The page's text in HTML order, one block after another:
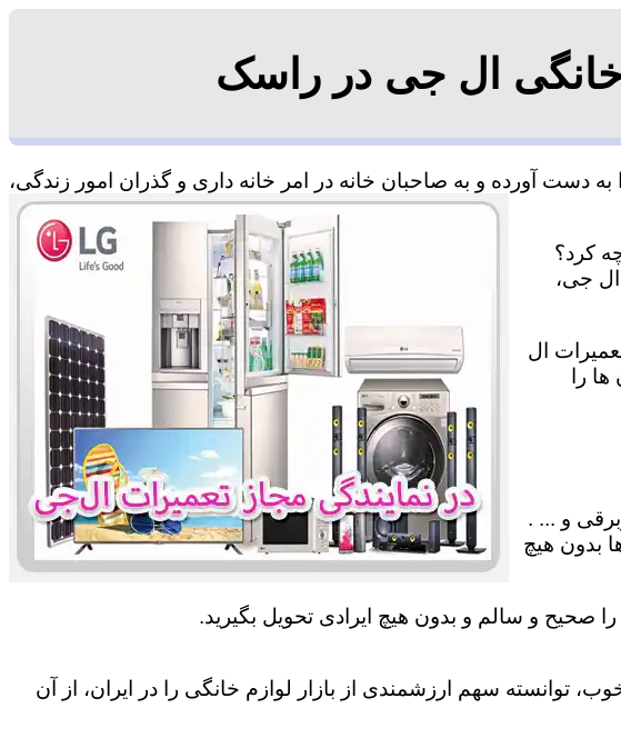
ال جی در راسک
دست آورده و به صاحبان خانه در امر خانه داری و گذران امور زندگی،
کرد؟
ال جی،
ال
را
و ... .
بدون هیچ
صحیح و سالم و بدون هیچ ایرادی تحویل بگیرید.
سهم ارزشمندی از بازار لوازم خانگی را در ایران، از آن